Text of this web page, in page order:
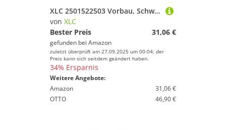
XLC 2501522503 Vorbau, Schwarz, 6
von XLC
Bester Preis
31,06 €
gefunden bei Amazon
zuletzt überprüft am 27.09.2025 um 00:04; der
Preis kann sich seitdem geändert haben.
34% Ersparnis
Weitere Angebote:
Amazon
31,06 €
OTTO
46,90 €